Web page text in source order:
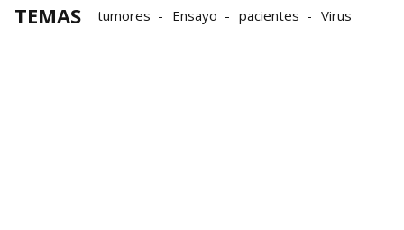
TEMAS tumores Ensayo pacientes Virus